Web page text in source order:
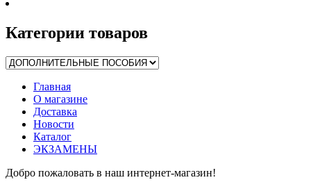
Категории товаров
Главная
О магазине
Доставка
Новости
Каталог
ЭКЗАМЕНЫ
Добро пожаловать в наш интернет-магазин!